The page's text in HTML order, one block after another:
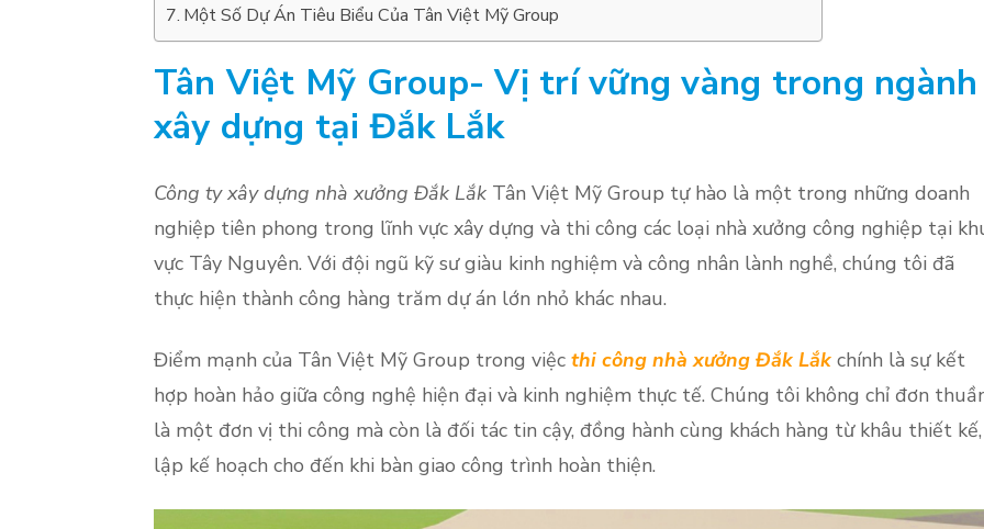
Một Số Dự Án Tiêu Biểu Của Tân Việt Mỹ Group
Tân Việt Mỹ Group- Vị trí vững vàng trong ngành
xây dựng tại Đắk Lắk
Công ty xây dựng nhà xưởng Đắk Lắk Tân Việt Mỹ Group tự hào là một trong những doanh
nghiệp tiên phong trong lĩnh vực xây dựng và thi công các loại nhà xưởng công nghiệp tại
vực Tây Nguyên. Với đội ngũ kỹ sư giàu kinh nghiệm và công nhân lành nghề, chúng tôi đã
thực hiện thành công hàng trăm dự án lớn nhỏ khác nhau.
Điểm mạnh của Tân Việt Mỹ Group trong việc thi công nhà xưởng Đắk Lắkchính là sự kết
hợp hoàn hảo giữa công nghệ hiện đại và kinh nghiệm thực tế. Chúng tôi không chỉ đơn
là một đơn vị thi công mà còn là đối tác tin cậy, đồng hành cùng khách hàng từ khâu thiết kế,
lập kế hoạch cho đến khi bàn giao công trình hoàn thiện.